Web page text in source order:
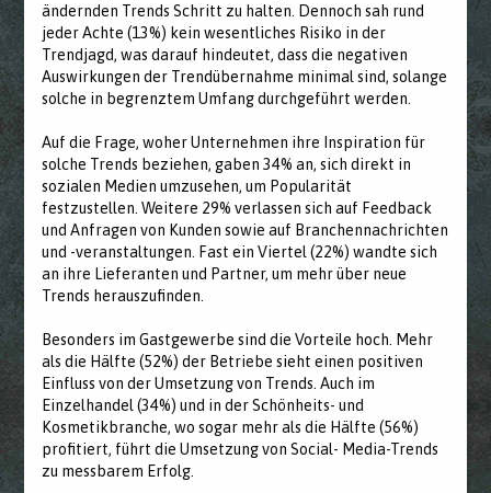
ändernden Trends Schritt zu halten. Dennoch sah rund
jeder Achte (13%) kein wesentliches Risiko in der
Trendjagd, was darauf hindeutet, dass die negativen
Auswirkungen der Trendübernahme minimal sind, solange
solche in begrenztem Umfang durchgeführt werden.
Auf die Frage, woher Unternehmen ihre Inspiration für
solche Trends beziehen, gaben 34% an, sich direkt in
sozialen Medien umzusehen, um Popularität
festzustellen. Weitere 29% verlassen sich auf Feedback
und Anfragen von Kunden sowie auf Branchennachrichten
und -veranstaltungen. Fast ein Viertel (22%) wandte sich
an ihre Lieferanten und Partner, um mehr über neue
Trends herauszufinden.
Besonders im Gastgewerbe sind die Vorteile hoch. Mehr
als die Hälfte (52%) der Betriebe sieht einen positiven
Einfluss von der Umsetzung von Trends. Auch im
Einzelhandel (34%) und in der Schönheits- und
Kosmetikbranche, wo sogar mehr als die Hälfte (56%)
profitiert, führt die Umsetzung von Social- Media-Trends
zu messbarem Erfolg.